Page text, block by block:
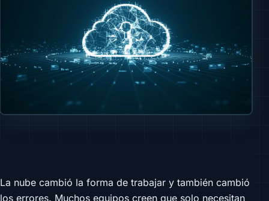
La nube cambió la forma de trabajar y también cambió
los errores. Muchos equipos creen que solo necesitan